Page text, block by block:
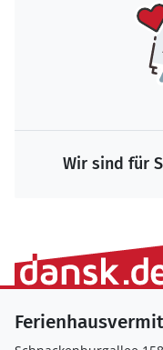
Wir sind für